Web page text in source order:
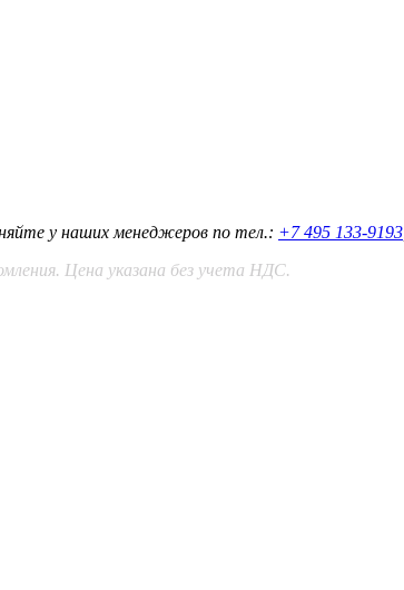
у наших менеджеров по тел.: +7 495 133-9193
Цена указана без учета НДС.